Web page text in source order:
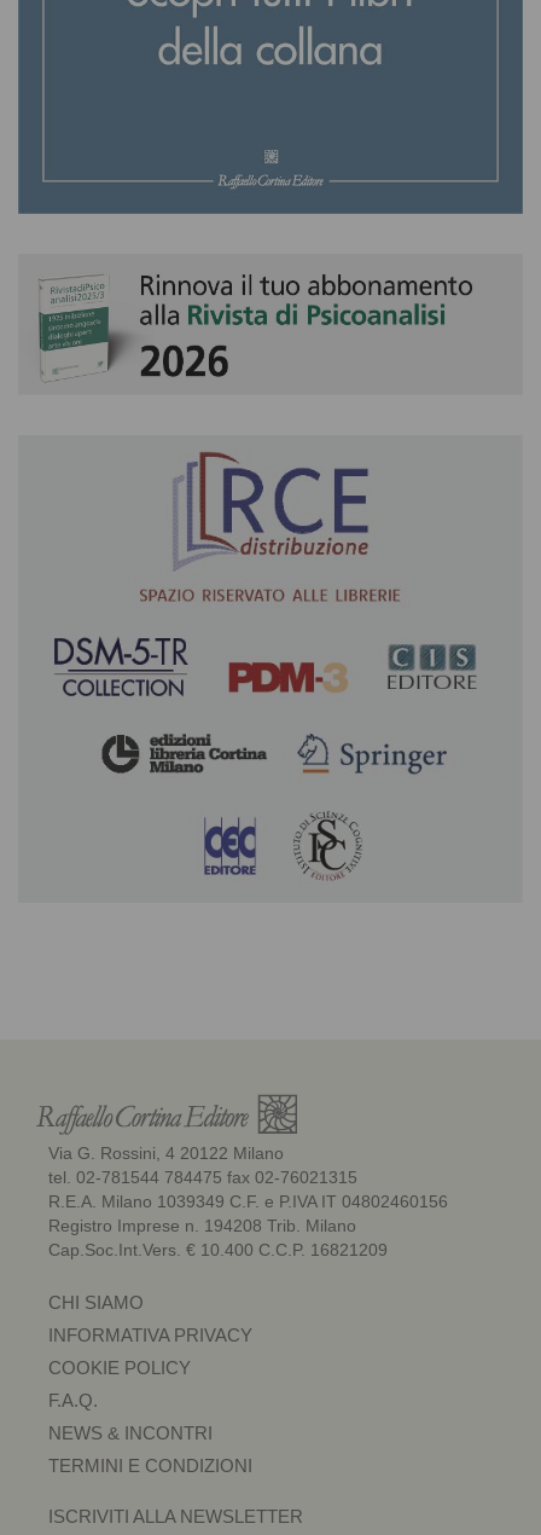
Via G. Rossini, 4 20122 Milano
tel. 02-781544 784475 fax 02-76021315
R.E.A. Milano 1039349 C.F. e P.IVA IT 04802460156
Registro Imprese n. 194208 Trib. Milano
Cap.Soc.Int.Vers. € 10.400 C.C.P. 16821209
CHI SIAMO
INFORMATIVA PRIVACY
COOKIE POLICY
F.A.Q.
NEWS & INCONTRI
TERMINI E CONDIZIONI
ISCRIVITI ALLA NEWSLETTER